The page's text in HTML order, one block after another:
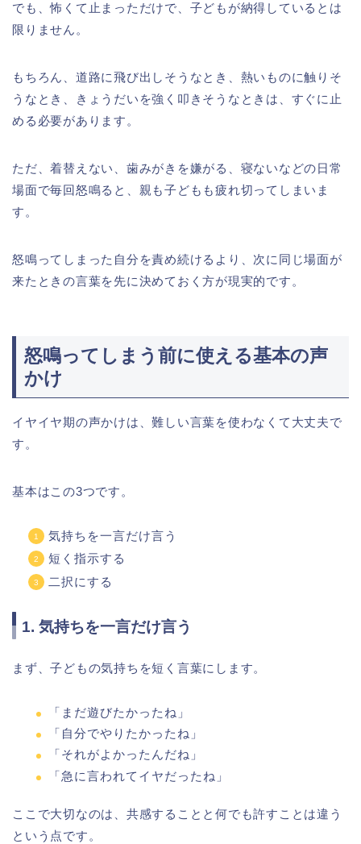
でも、怖くて止まっただけで、子どもが納得しているとは
限りません。
もちろん、道路に飛び出しそうなとき、熱いものに触りそ
うなとき、きょうだいを強く叩きそうなときは、すぐに止
める必要があります。
ただ、着替えない、歯みがきを嫌がる、寝ないなどの日常
場面で毎回怒鳴ると、親も子どもも疲れ切ってしまいま
す。
怒鳴ってしまった自分を責め続けるより、次に同じ場面が
来たときの言葉を先に決めておく方が現実的です。
怒鳴ってしまう前に使える基本の声
かけ
イヤイヤ期の声かけは、難しい言葉を使わなくて大丈夫で
す。
基本はこの3つです。
気持ちを一言だけ言う
短く指示する
二択にする
1. 気持ちを一言だけ言う
まず、子どもの気持ちを短く言葉にします。
「まだ遊びたかったね」
「自分でやりたかったね」
「それがよかったんだね」
「急に言われてイヤだったね」
ここで大切なのは、共感することと何でも許すことは違う
という点です。